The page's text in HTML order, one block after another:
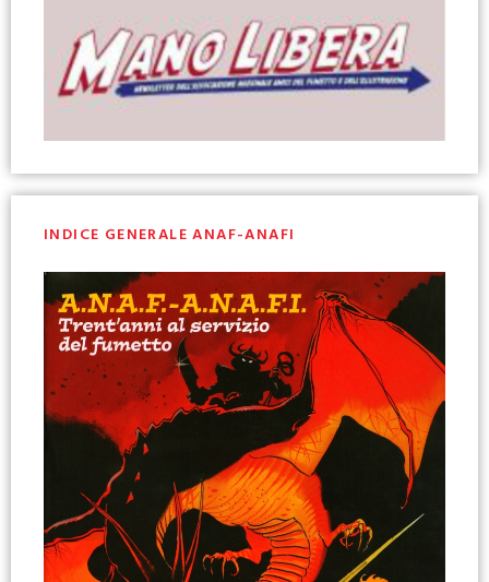
INDICE GENERALE ANAF-ANAFI